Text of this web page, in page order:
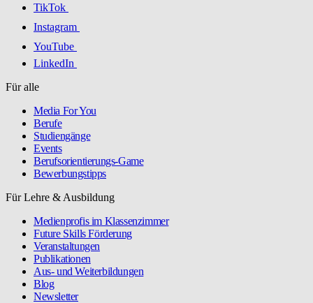
TikTok
Instagram
YouTube
LinkedIn
Für alle
Media For You
Berufe
Studiengänge
Events
Berufsorientierungs-Game
Bewerbungstipps
Für Lehre & Ausbildung
Medienprofis im Klassenzimmer
Future Skills Förderung
Veranstaltungen
Publikationen
Aus- und Weiterbildungen
Blog
Newsletter